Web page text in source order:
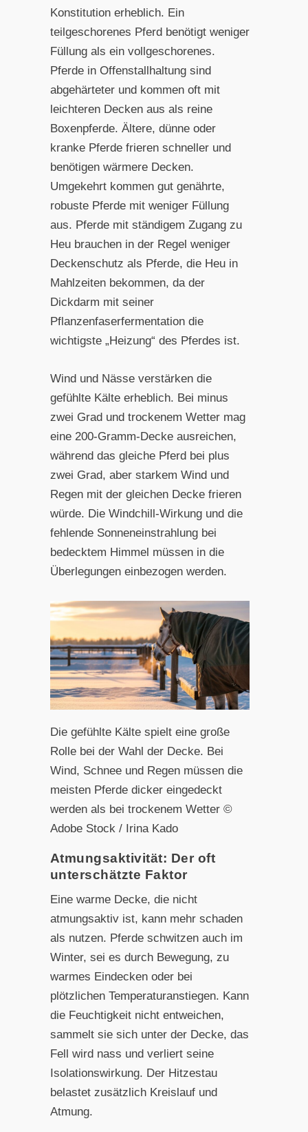
Konstitution erheblich. Ein
teilgeschorenes Pferd benötigt weniger
Füllung als ein vollgeschorenes.
Pferde in Offenstallhaltung sind
abgehärteter und kommen oft mit
leichteren Decken aus als reine
Boxenpferde. Ältere, dünne oder
kranke Pferde frieren schneller und
benötigen wärmere Decken.
Umgekehrt kommen gut genährte,
robuste Pferde mit weniger Füllung
aus. Pferde mit ständigem Zugang zu
Heu brauchen in der Regel weniger
Deckenschutz als Pferde, die Heu in
Mahlzeiten bekommen, da der
Dickdarm mit seiner
Pflanzenfaserfermentation die
wichtigste „Heizung“ des Pferdes ist.
Wind und Nässe verstärken die
gefühlte Kälte erheblich. Bei minus
zwei Grad und trockenem Wetter mag
eine 200-Gramm-Decke ausreichen,
während das gleiche Pferd bei plus
zwei Grad, aber starkem Wind und
Regen mit der gleichen Decke frieren
würde. Die Windchill-Wirkung und die
fehlende Sonneneinstrahlung bei
bedecktem Himmel müssen in die
Überlegungen einbezogen werden.
Die gefühlte Kälte spielt eine große
Rolle bei der Wahl der Decke. Bei
Wind, Schnee und Regen müssen die
meisten Pferde dicker eingedeckt
werden als bei trockenem Wetter ©
Adobe Stock / Irina Kado
Atmungsaktivität: Der oft
unterschätzte Faktor
Eine warme Decke, die nicht
atmungsaktiv ist, kann mehr schaden
als nutzen. Pferde schwitzen auch im
Winter, sei es durch Bewegung, zu
warmes Eindecken oder bei
plötzlichen Temperaturanstiegen. Kann
die Feuchtigkeit nicht entweichen,
sammelt sie sich unter der Decke, das
Fell wird nass und verliert seine
Isolationswirkung. Der Hitzestau
belastet zusätzlich Kreislauf und
Atmung.